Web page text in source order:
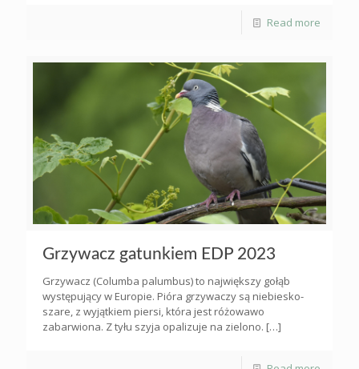
Read more
Grzywacz gatunkiem EDP 2023
Grzywacz (Columba palumbus) to największy gołąb
występujący w Europie. Pióra grzywaczy są niebiesko-
szare, z wyjątkiem piersi, która jest różowawo
zabarwiona. Z tyłu szyja opalizuje na zielono. […]